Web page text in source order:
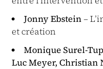
Jonny Ebstein –
et création
Monique Surel-
Luc Meyer, Christian